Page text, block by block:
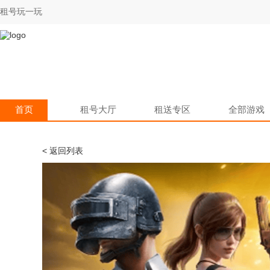
租号玩一玩
首页 租号大厅 租送专区 全部游戏
< 返回列表